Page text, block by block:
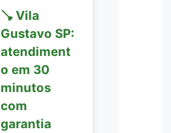
🪠 Vila
Gustavo SP:
atendiment
o em 30
minutos
com
garantia